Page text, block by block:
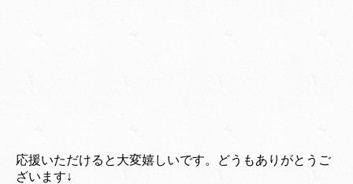
応援いただけると大変嬉しいです。どうもありがとうご
ざいます↓